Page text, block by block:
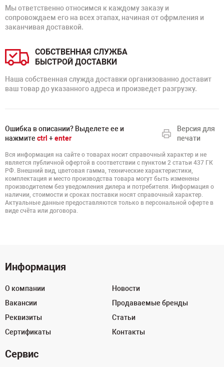
Мы ответственно относимся к каждому заказу и
сопровождаем его на всех этапах, начиная от офрмления и
заканчивая доставкой.
СОБСТВЕННАЯ СЛУЖБА
БЫСТРОЙ ДОСТАВКИ
Наша собственная служда доставки организованно доставит
ваш товар до указанного адреса и произведет разгрузку.
Ошибка в описании? Выделете ее и
нажмите ctrl +enter
Версия для
печати
Вся информация на сайте о товарах носит справочный характер и не
является публичной офертой в соответствии с пунктом 2 статьи 437 ГК
РФ. Внешний вид, цветовая гамма, технические характеристики,
комплектация и место производства товара могут быть изменены
производителем без уведомления дилера и потребителя. Информация о
наличии, стоимости и сроках поставки носят справочный характер.
Актуальные данные предоставляются только в персональной оферте в
виде счёта или договора.
Информация
О компании
Вакансии
Реквизиты
Сертификаты
Новости
Продаваемые бренды
Статьи
Контакты
Сервис